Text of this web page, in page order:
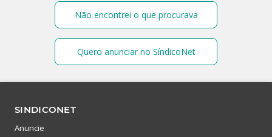
Não encontrei o que procurava
Quero anunciar no SíndicoNet
SINDICONET
Anuncie